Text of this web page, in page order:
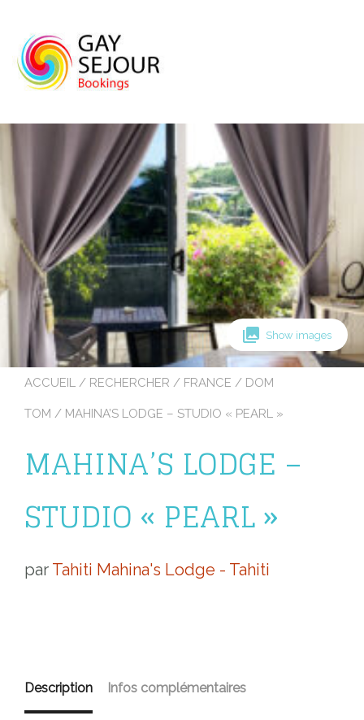
content
Show images
ACCUEIL / RECHERCHER / FRANCE / DOM
TOM / MAHINA’S LODGE – STUDIO « PEARL »
MAHINA’S LODGE –
STUDIO « PEARL »
par Tahiti Mahina's Lodge - Tahiti
Description Infos complémentaires